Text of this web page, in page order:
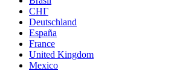
СНГ
Deutschland
España
France
United Kingdom
Mexico